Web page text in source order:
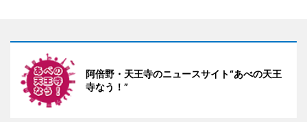
阿倍野・天王寺のニュースサイト“あべの天王
寺なう！”